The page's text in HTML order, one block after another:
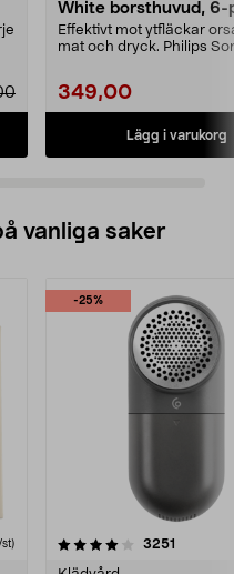
White borsthuvud, 6-
Effektivt mot ytfläckar
mat och dryck. Philips
349,00
Lägg i varukorg
vanliga saker
st)
-25%
3251
4.5av 5 stjärnor